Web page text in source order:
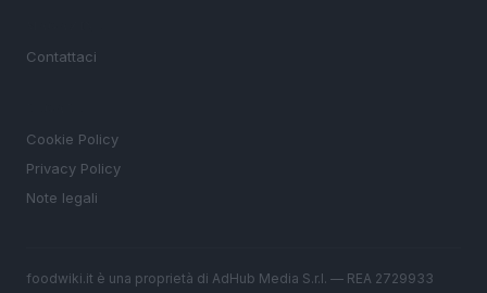
Contattaci
Cookie Policy
Privacy Policy
Note legali
foodwiki.it è una proprietà di AdHub Media S.r.l. — REA 2729933